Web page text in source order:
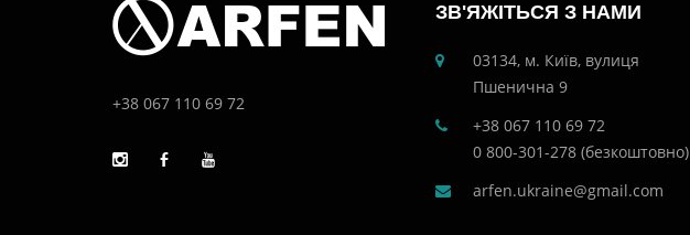
+38 067 110 69 72
ЗВ'ЯЖІТЬСЯ З НАМИ
03134, м. Київ, вулиця
Пшенична 9
+38 067 110 69 72
0 800-301-278 (безкоштовно)
arfen.ukraine@gmail.com